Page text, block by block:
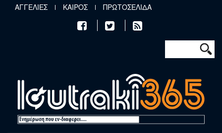
Παράκαμψη προς το κυρίως περιεχόμενο
ΑΓΓΕΛΙΕΣ ΚΑΙΡΟΣ ΠΡΩΤΟΣΕΛΙΔΑ
Φόρμα
Αναζήτηση